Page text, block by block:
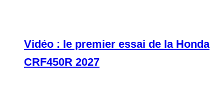
Vidéo : le premier essai de la Honda
CRF450R 2027